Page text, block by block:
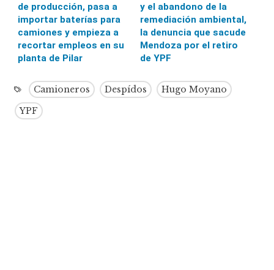
de producción, pasa a
importar baterías para
camiones y empieza a
recortar empleos en su
planta de Pilar
y el abandono de la
remediación ambiental,
la denuncia que sacude
Mendoza por el retiro
de YPF
Camioneros Despídos
Hugo Moyano
YPF